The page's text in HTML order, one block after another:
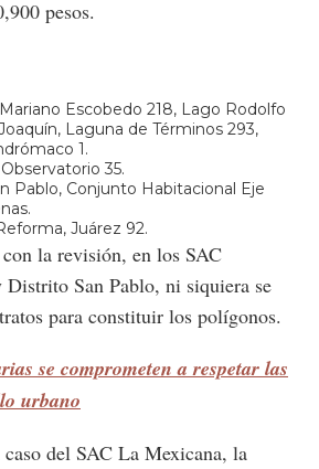
pesos.
Escobedo 218, Lago Rodolfo
Laguna de Términos 293,
1.
35.
Pablo, Conjunto Habitacional Eje
Juárez 92.
la revisión, en los SAC
San Pablo, ni siquiera se
para constituir los polígonos.
se comprometen a respetar las
urbano
del SAC La Mexicana, la